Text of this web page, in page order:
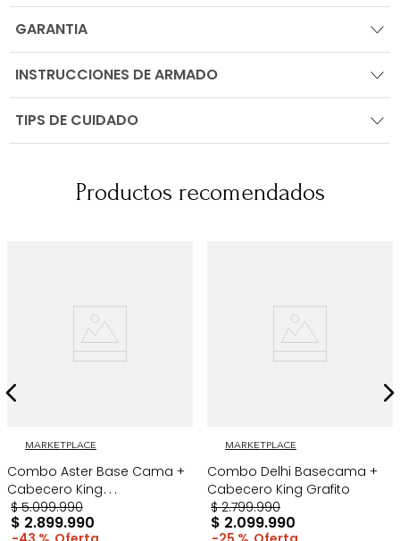
GARANTIA
INSTRUCCIONES DE ARMADO
TIPS DE CUIDADO
Productos recomendados
MARKETPLACE
Combo Aster Base Cama +
Cabecero King
Taupe/Madera
$ 5.099.990
$ 2.899.990
MARKETPLACE
Combo Delhi Basecama +
Cabecero King Grafito
$ 2.799.990
$ 2.099.990